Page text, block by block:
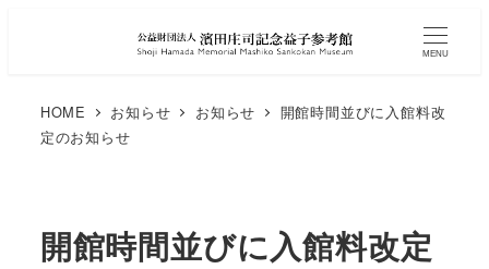
MENU
HOME お知らせ お知らせ
開館時間並びに入館料改
定のお知らせ
開館時間並びに入館料改定